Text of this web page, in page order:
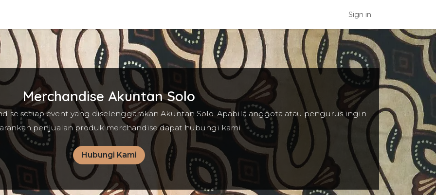
Sign in
Merchandise Akuntan Solo
setiap event yang diselenggarakan Akuntan Solo. Apabila anggota atau pengurus ingin
penjualan produk merchandise dapat hubungi kami
Hubungi Kami